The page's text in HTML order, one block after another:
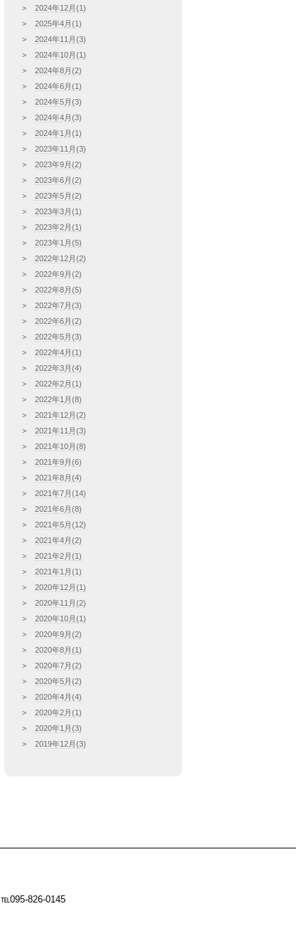
2024年12月(1)
2025年4月(1)
2024年11月(3)
2024年10月(1)
2024年8月(2)
2024年6月(1)
2024年5月(3)
2024年4月(3)
2024年1月(1)
2023年11月(3)
2023年9月(2)
2023年6月(2)
2023年5月(2)
2023年3月(1)
2023年2月(1)
2023年1月(5)
2022年12月(2)
2022年9月(2)
2022年8月(5)
2022年7月(3)
2022年6月(2)
2022年5月(3)
2022年4月(1)
2022年3月(4)
2022年2月(1)
2022年1月(8)
2021年12月(2)
2021年11月(3)
2021年10月(8)
2021年9月(6)
2021年8月(4)
2021年7月(14)
2021年6月(8)
2021年5月(12)
2021年4月(2)
2021年2月(1)
2021年1月(1)
2020年12月(1)
2020年11月(2)
2020年10月(1)
2020年9月(2)
2020年8月(1)
2020年7月(2)
2020年5月(2)
2020年4月(4)
2020年2月(1)
2020年1月(3)
2019年12月(3)
℡095-826-0145